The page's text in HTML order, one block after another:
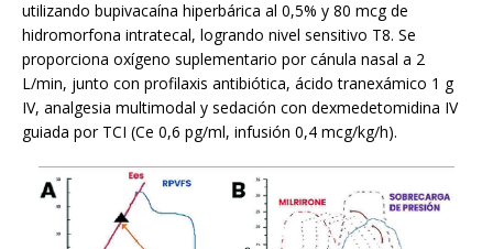
utilizando bupivacaína hiperbárica al 0,5% y 80 mcg de
hidromorfona intratecal, logrando nivel sensitivo T8. Se
proporciona oxígeno suplementario por cánula nasal a 2
L/min, junto con profilaxis antibiótica, ácido tranexámico 1 g
IV, analgesia multimodal y sedación con dexmedetomidina IV
guiada por TCI (Ce 0,6 pg/ml, infusión 0,4 mcg/kg/h).